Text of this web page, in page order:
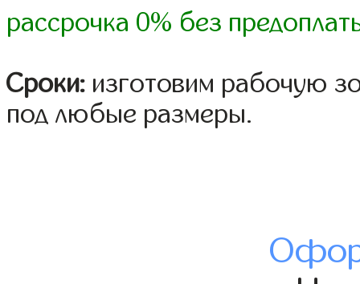
рассрочка 0% без
Сроки: изготовим рабочую
под любые размеры.